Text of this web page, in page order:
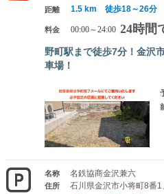
距離 1.5 km 徒歩18～26分
料金 00:00～24:00 24時間
野町駅まで徒歩7分！金沢
車場！
名称 名鉄協商金沢兼六
住所 石川県金沢市小将町8番